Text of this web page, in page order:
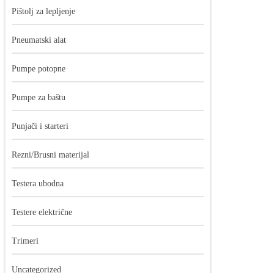
Pištolj za lepljenje
Pneumatski alat
Pumpe potopne
Pumpe za baštu
Punjači i starteri
Rezni/Brusni materijal
Testera ubodna
Testere električne
Trimeri
Uncategorized